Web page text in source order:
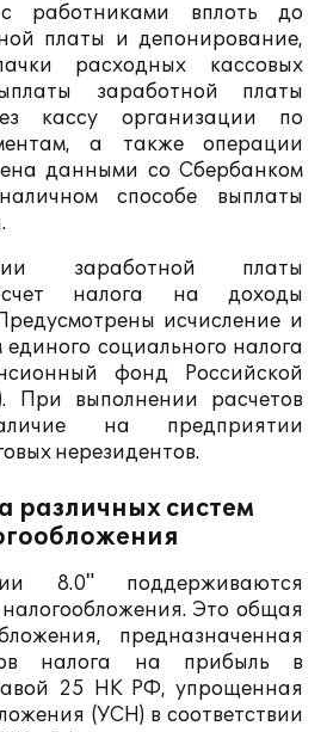
с работниками вплоть до
платы и депонирование,
расходных кассовых
заработной платы
кассу организации по
а также операции
данными со Сбербанком
способе выплаты
заработной платы
налога на доходы
исчисление и
социального налога
фонд Российской
При выполнении расчетов
на предприятии
нерезидентов.
различных систем
8.0" поддерживаются
налогообложения. Это общая
предназначенная
налога на прибыль в
25 НК РФ, упрощенная
(УСН) в соответствии